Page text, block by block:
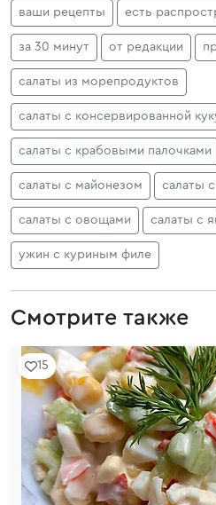
ваши рецепты есть
за 30 минут от редакции
салаты из морепродуктов
салаты с консервированной
салаты с крабовыми палочками
салаты с майонезом салаты
салаты с овощами салаты с
ужин с куриным филе
Смотрите также
15